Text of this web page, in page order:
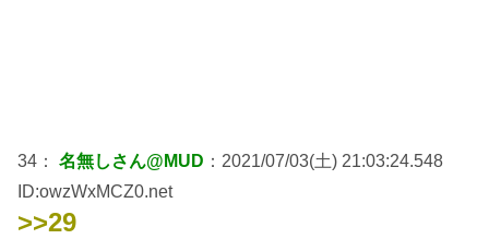
34： 名無しさん@MUD ：2021/07/03(土) 21:03:24.548
ID:owzWxMCZ0.net
>>29